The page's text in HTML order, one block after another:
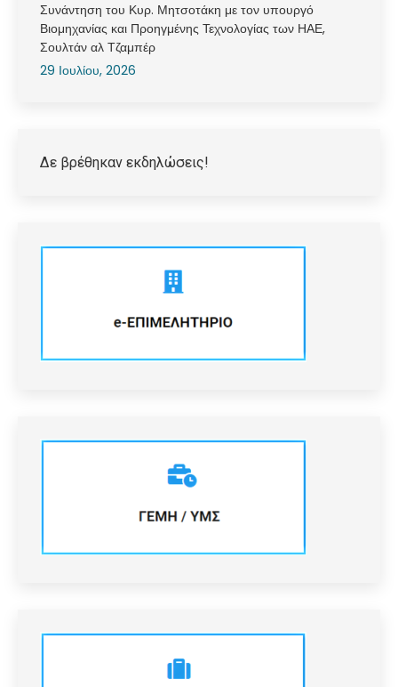
Συνάντηση του Κυρ. Μητσοτάκη με τον υπουργό
Βιομηχανίας και Προηγμένης Τεχνολογίας των ΗΑΕ,
Σουλτάν αλ Τζαμπέρ
29 Ιουλίου, 2026
Δε βρέθηκαν εκδηλώσεις!